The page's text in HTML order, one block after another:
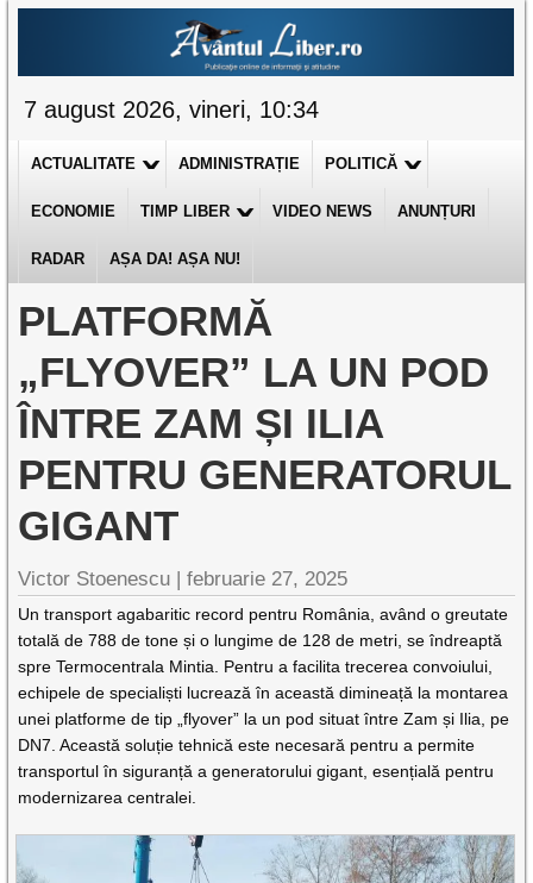
7 august 2026, vineri, 10:34
ACTUALITATE ADMINISTRAȚIE POLITICĂ
ECONOMIE TIMP LIBER VIDEO NEWS ANUNȚURI
RADAR AȘA DA! AȘA NU!
PLATFORMĂ
„FLYOVER” LA UN POD
ÎNTRE ZAM ȘI ILIA
PENTRU GENERATORUL
GIGANT
Victor Stoenescu |februarie 27, 2025
Un transport agabaritic record pentru România, având o greutate
totală de 788 de tone și o lungime de 128 de metri, se îndreaptă
spre Termocentrala Mintia. Pentru a facilita trecerea convoiului,
echipele de specialiști lucrează în această dimineață la montarea
unei platforme de tip „flyover” la un pod situat între Zam și Ilia, pe
DN7. Această soluție tehnică este necesară pentru a permite
transportul în siguranță a generatorului gigant, esențială pentru
modernizarea centralei.